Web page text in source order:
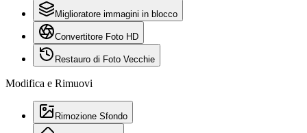
Miglioratore immagini in blocco
Convertitore Foto HD
Restauro di Foto Vecchie
Modifica e Rimuovi
Rimozione Sfondo